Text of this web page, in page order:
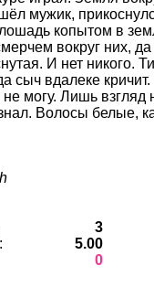
мужик,
копытом в
вокруг них, да
И нет никого.
сыч вдалеке кричит.
могу. Лишь взгляд
Волосы белые,
3
5.00
0